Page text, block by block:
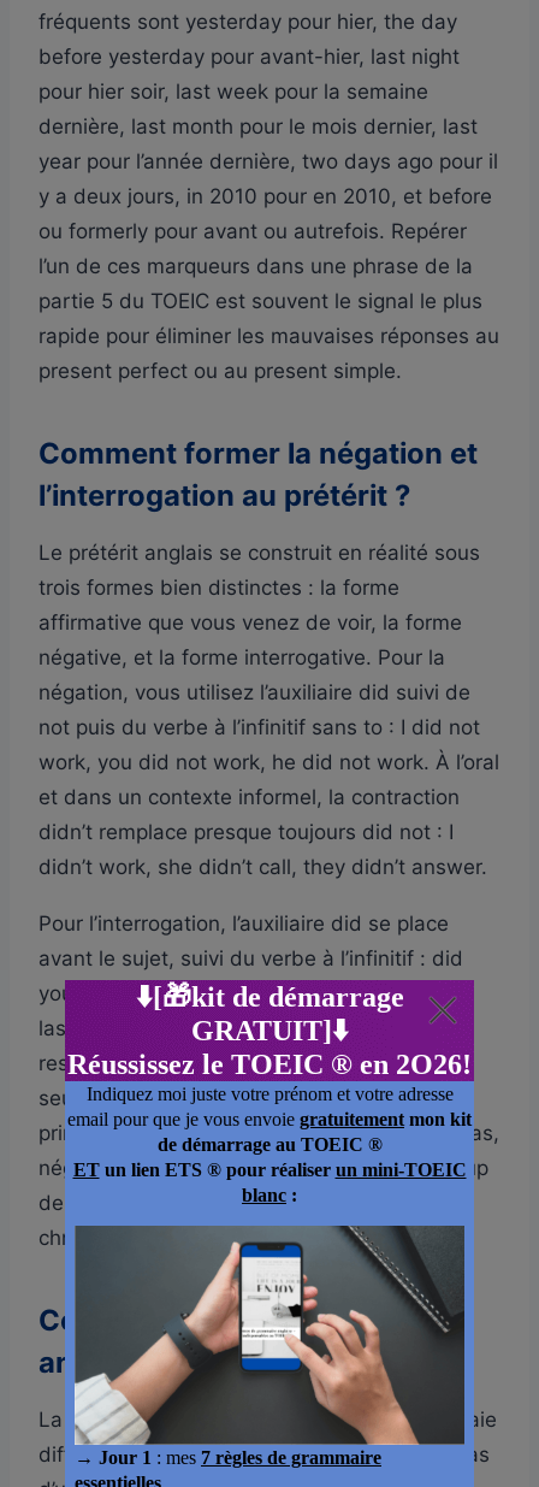
fréquents sont yesterday pour hier, the day
before yesterday pour avant-hier, last night
pour hier soir, last week pour la semaine
dernière, last month pour le mois dernier, last
year pour l’année dernière, two days ago pour il
y a deux jours, in 2010 pour en 2010, et before
ou formerly pour avant ou autrefois. Repérer
l’un de ces marqueurs dans une phrase de la
partie 5 du TOEIC est souvent le signal le plus
rapide pour éliminer les mauvaises réponses au
present perfect ou au present simple.
Comment former la négation et
l’interrogation au prétérit ?
Le prétérit anglais se construit en réalité sous
trois formes bien distinctes : la forme
affirmative que vous venez de voir, la forme
négative, et la forme interrogative. Pour la
négation, vous utilisez l’auxiliaire did suivi de
not puis du verbe à l’infinitif sans to : I did not
work, you did not work, he did not work. À l’oral
et dans un contexte informel, la contraction
didn’t remplace presque toujours did not : I
didn’t work, she didn’t call, they didn’t answer.
Pour l’interrogation, l’auxiliaire did se place
avant le sujet, suivi du verbe à l’infinitif : did
you work yesterday, did she go to the party
last weekend, did they eat at the new
restaurant. Ce même auxiliaire did porte à lui
seul toute la marque du passé : le verbe
principal, lui, reste à l’infinitif dans les deux cas,
négatif et interrogatif, une règle que beaucoup
de candidats oublient sous la pression du
chronomètre.
Comment traduire le prétérit
anglais en français ?
La traduction du prétérit anglais pose une vraie
difficulté, parce que le français ne dispose pas